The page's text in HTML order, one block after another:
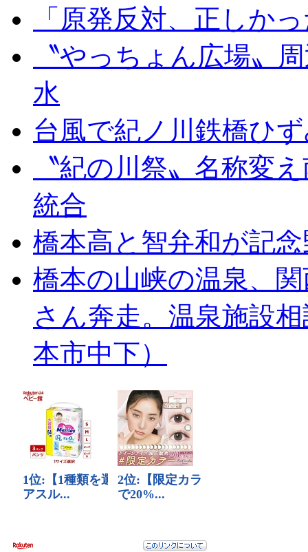
「原発反対、正しか
〝やっちょん広場〟
水
台風で紀ノ川鉄橋ひ
〝紀の川祭〟名称変
統合
橋本高と智弁和が記
橋本の山峡の温泉、
さん奔走。温泉施設
本市中下）